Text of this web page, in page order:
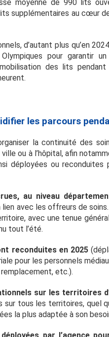
moyenne de 990 lits
supplémentaires au cœur
d’autant plus qu’en
pour garantir un
des lits
les parcours
la continuité des
ou à l’hôpital, afin
déployées ou
au niveau
avec les offreurs de
avec une tenue
tout l’été.
reconduites en 2025
pour les personnels
etc.).
sur les territoires
tous les territoires, quel
la plus adaptée à son